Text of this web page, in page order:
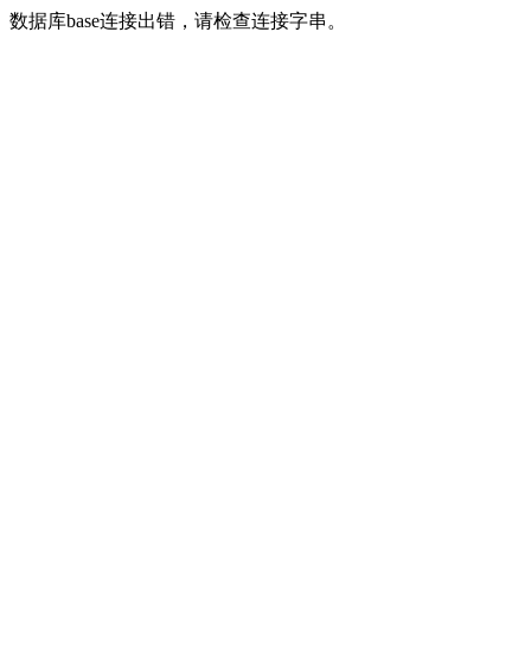
数据库base连接出错，请检查连接字串。